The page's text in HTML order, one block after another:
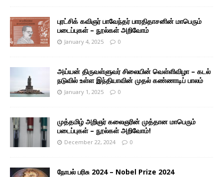
புரட்சிக் கவிஞர் பாவேந்தர் பாரதிதாசனின் மாபெரும்
படைப்புகள் – நூல்கள் அறிவோம்
January 4, 2025 0
அய்யன் திருவள்ளுவர் சிலையின் வெள்ளிவிழா – கடல்
நடுவில் உள்ள இந்தியாவின் முதல் கண்ணாடிப் பாலம்
January 1, 2025 0
முத்தமிழ் அறிஞர் கலைஞரின் முத்தான மாபெரும்
படைப்புகள் – நூல்கள் அறிவோம்!
December 22, 2024 0
நோபல் பரிசு 2024 – Nobel Prize 2024